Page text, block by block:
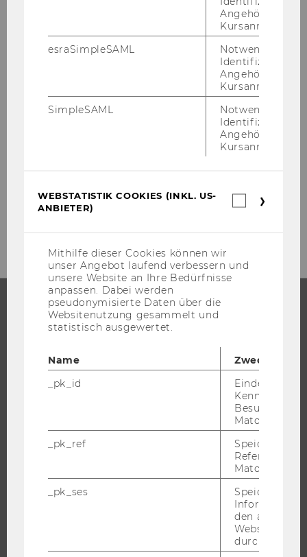
STUDIUM
BACHELOR
EXECUTIVE EDUCATION
BEWERBUNG UND ZULASSUNG
INTERNATIONALE UND INCOMING EXCHANGE STUDIERENDE
ANGEBOTE FÜR SCHULEN UND STUDIENINTERESSIERTE
Angehörige/r für
Kursanmeldung.
esraSimpleSAML
Notwendig zur
Identifizierung
Angehörige/r für
Kursanmeldung.
SimpleSAML
Notwendig zur
Identifizierung
Angehörige/r für
Kursanmeldung.
WEBSTATISTIK COOKIES (INKL. US-
ANBIETER)
Mithilfe dieser Cookies können wir
unser Angebot laufend verbessern und
unsere Website an Ihre Bedürfnisse
anpassen. Dabei werden
pseudonymisierte Daten über die
Websitenutzung gesammelt und
statistisch ausgewertet.
Name
Zweck
_pk_id
Eindeutige
Besuchers
Matomo.
_pk_ref
Speicherung
Referrers
Matomo.
_pk_ses
Speicherung
den aktuellen
durch